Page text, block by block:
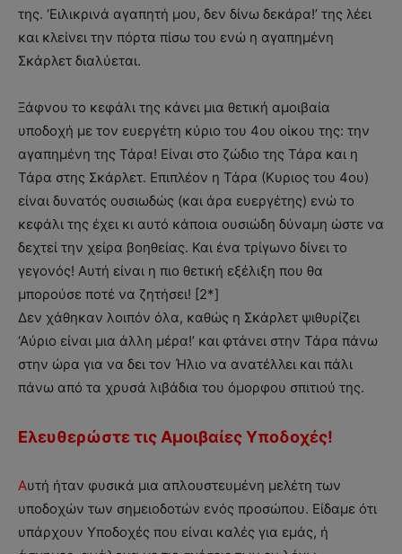
της. ‘Ειλικρινά αγαπητή μου, δεν δίνω δεκάρα!’ της λέει
και κλείνει την πόρτα πίσω του ενώ η αγαπημένη
Σκάρλετ διαλύεται.
Ξάφνου το κεφάλι της κάνει μια θετική αμοιβαία
υποδοχή με τον ευεργέτη κύριο του 4ου οίκου της: την
αγαπημένη της Τάρα! Είναι στο ζώδιο της Τάρα και η
Τάρα στης Σκάρλετ. Επιπλέον η Τάρα (Κυριος του 4ου)
είναι δυνατός ουσιωδώς (και άρα ευεργέτης) ενώ το
κεφάλι της έχει κι αυτό κάποια ουσιώδη δύναμη ώστε να
δεχτεί την χείρα βοηθείας. Και ένα τρίγωνο δίνει το
γεγονός! Αυτή είναι η πιο θετική εξέλιξη που θα
μπορούσε ποτέ να ζητήσει! [2*]
Δεν χάθηκαν λοιπόν όλα, καθώς η Σκάρλετ ψιθυρίζει
‘Αύριο είναι μια άλλη μέρα!’ και φτάνει στην Τάρα πάνω
στην ώρα για να δει τον Ήλιο να ανατέλλει και πάλι
πάνω από τα χρυσά λιβάδια του όμορφου σπιτιού της.
Ελευθερώστε τις Αμοιβαίες Υποδοχές!
Αυτή ήταν φυσικά μια απλουστευμένη μελέτη των
υποδοχών των σημειοδοτών ενός προσώπου. Είδαμε ότι
υπάρχουν Υποδοχές που είναι καλές για εμάς, ή